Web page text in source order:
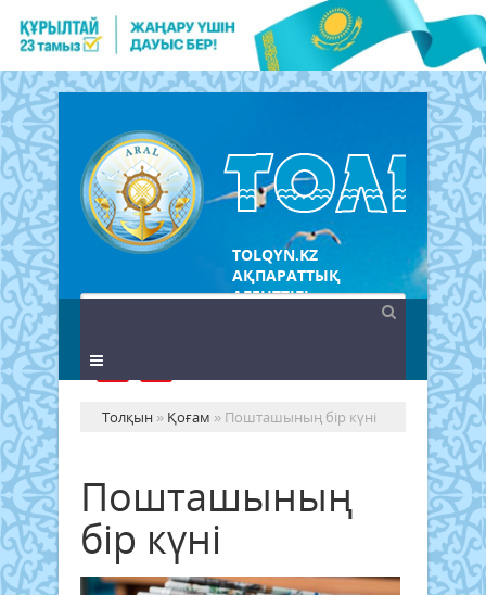
TOLQYN.KZ
АҚПАРАТТЫҚ
АГЕНТТІГІ
Толқын » Қоғам » Пошташының бір күні
Пошташының
бір күні